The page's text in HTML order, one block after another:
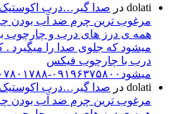
dolati در صدا گیر…درب
مرغوب ترین چرم ضد آب بودن
همه ی درز های درب و چارچوب
میشود که جلوی صدا را میگیرد .
درب با چارچوب فیکس
میشود۰۹۱۹۶۳۷۵۸۰۰-۰۹۳۰۷۸۰۱۷۸۸مهندس دولتی
dolati در صدا گیر…درب
مرغوب ترین چرم ضد آب بودن